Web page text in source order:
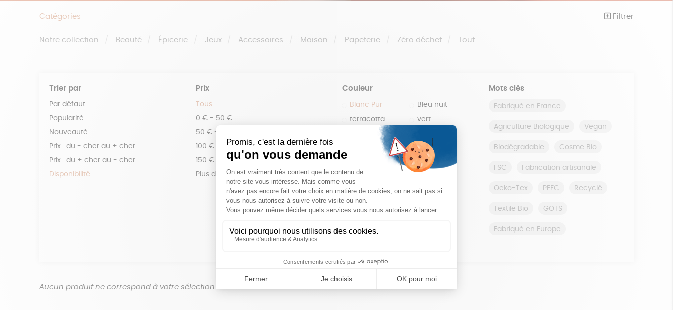
Catégories Filtrer
Notre collection Beauté Épicerie Jeux Accessoires Maison Papeterie Zéro déchet Tout
Trier par
Par défaut
Popularité
Nouveauté
Prix : du - cher au + cher
Prix : du + cher au - cher
Disponibilité
Prix
Tous
0 € - 50 €
50 € - 100 €
100 € - 150 €
150 € - 200 €
Plus de 200€
Couleur
Blanc Pur Bleu nuit
terracotta vert
Mots clés
Fabriqué en France
Agriculture Biologique Vegan
Biodégradable Cosme Bio
FSC Fabrication artisanale
Oeko-Tex PEFC Recyclé
Textile Bio GOTS
Fabriqué en Europe
Aucun produit ne correspond à votre sélection.